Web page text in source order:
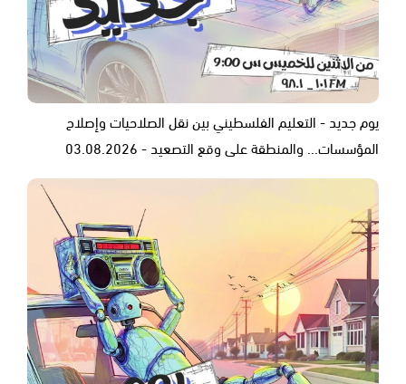
يوم جديد - التعليم الفلسطيني بين نقل الصلاحيات وإصلاح
المؤسسات... والمنطقة على وقع التصعيد - 03.08.2026